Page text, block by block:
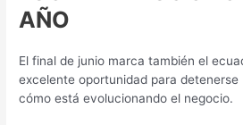
AÑO
El final de junio marca también el
excelente oportunidad para
cómo está evolucionando el negocio.